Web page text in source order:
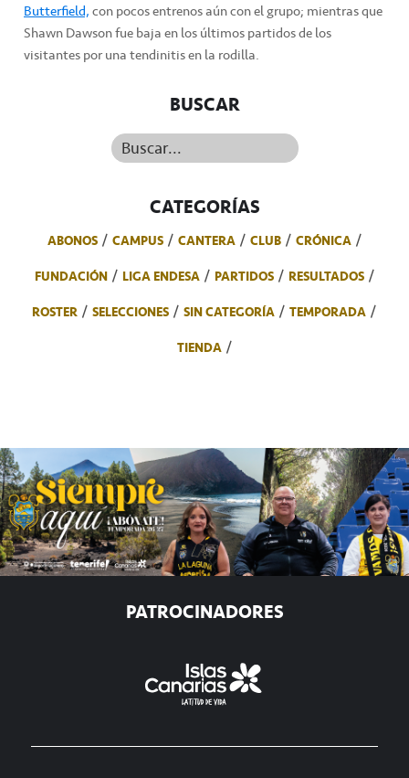
Butterfield,con pocos entrenos aún con el grupo; mientras que
Shawn Dawson fue baja en los últimos partidos de los
visitantes por una tendinitis en la rodilla.
BUSCAR
Buscar...
CATEGORÍAS
ABONOS CAMPUS CANTERA CLUB
CRÓNICA
FUNDACIÓN
LIGA ENDESA PARTIDOS
RESULTADOS
ROSTER
SELECCIONES SIN CATEGORÍA
TEMPORADA
TIENDA
PATROCINADORES